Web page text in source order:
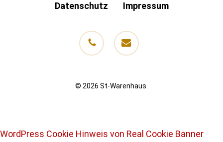
Datenschutz Impressum
phone email
© 2026 St-Warenhaus.
WordPress Cookie Hinweis von Real Cookie Banner